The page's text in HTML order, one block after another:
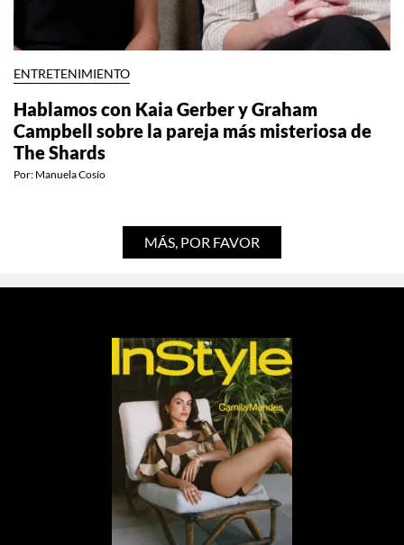
ENTRETENIMIENTO
Hablamos con Kaia Gerber y Graham
Campbell sobre la pareja más misteriosa de
The Shards
Por: Manuela Cosío
MÁS, POR FAVOR